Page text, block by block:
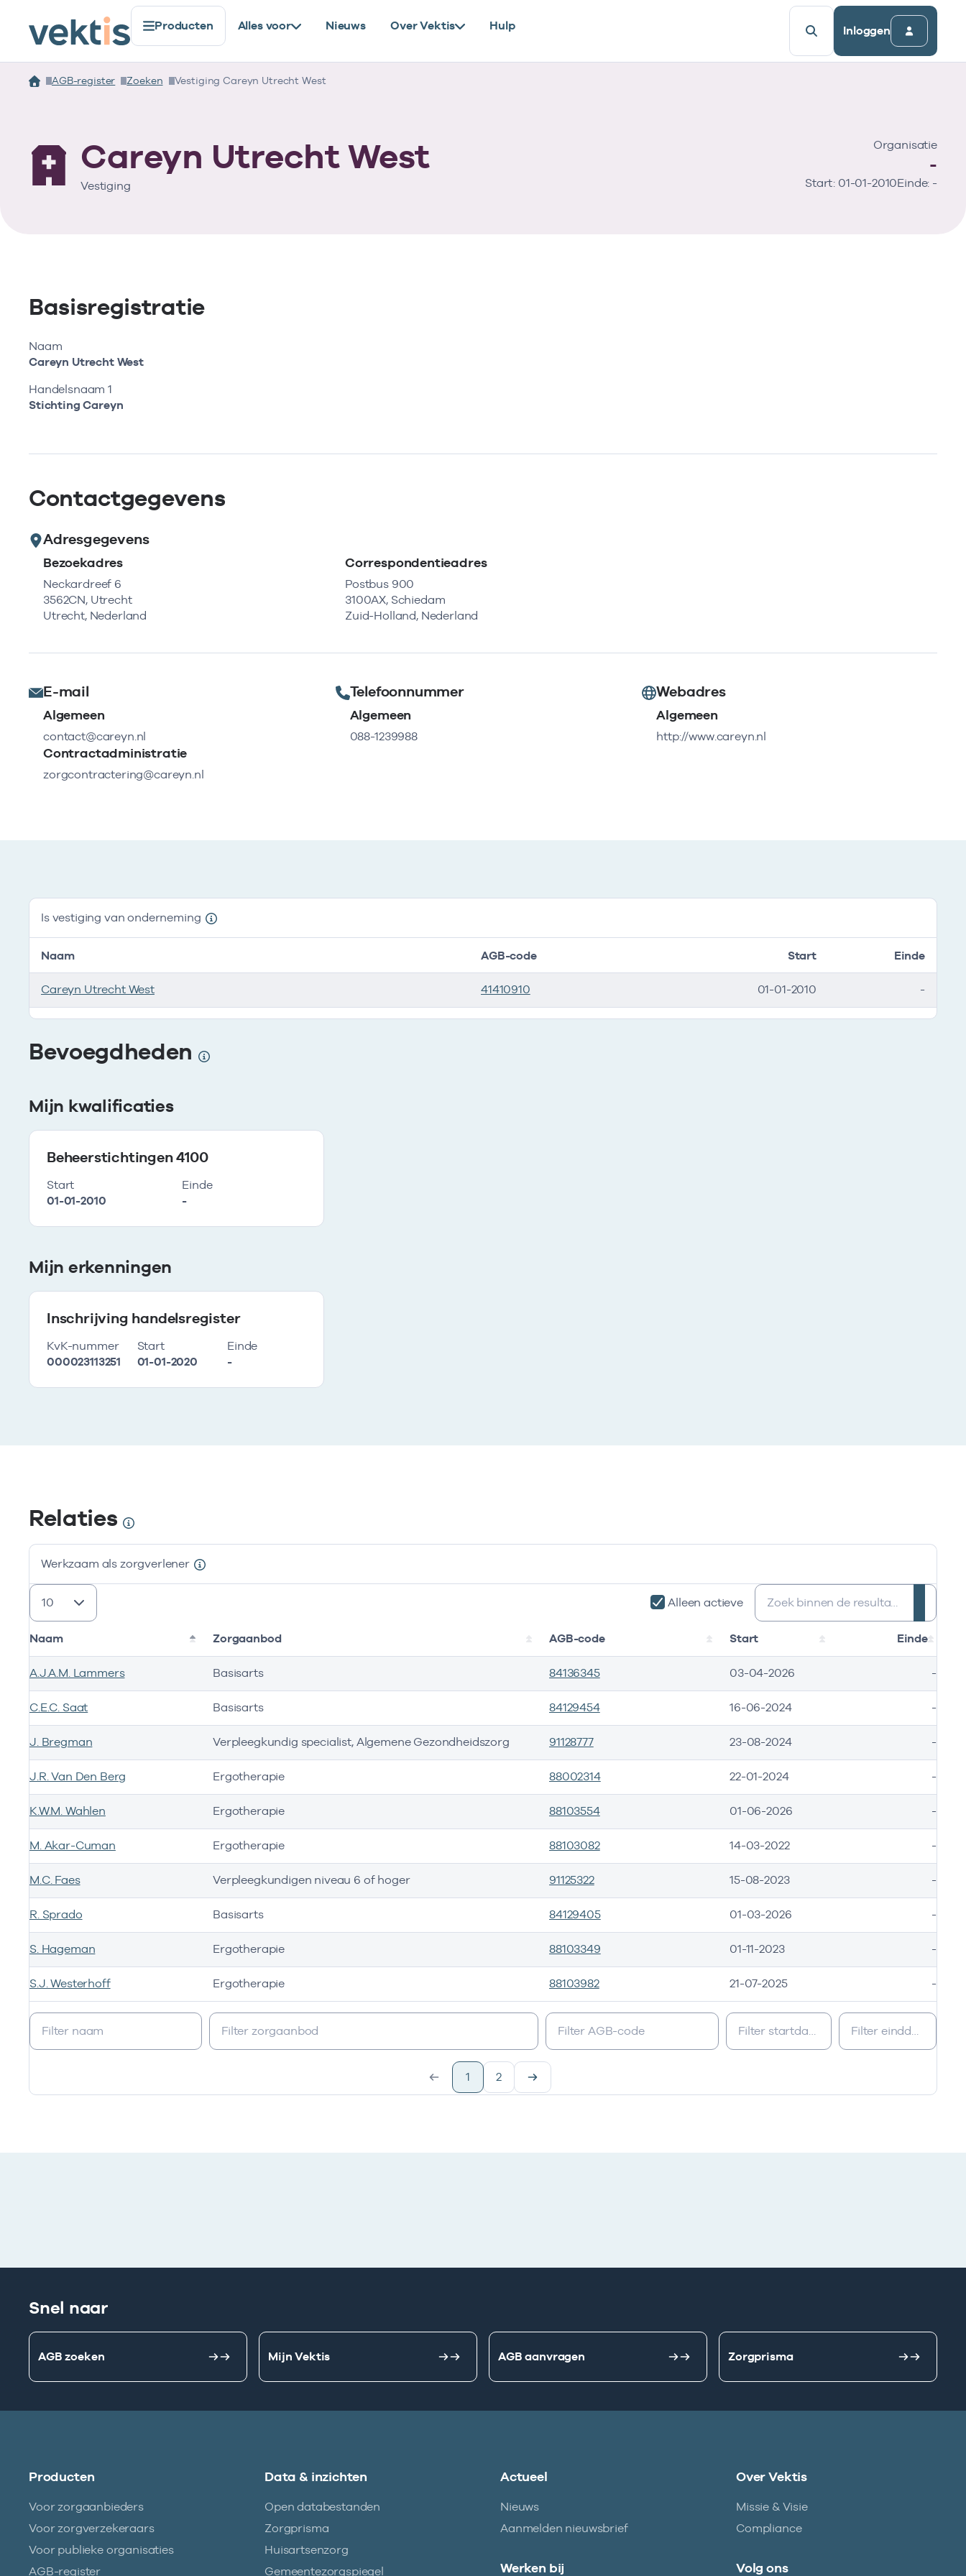
Producten Alles voor Nieuws Over Vektis Hulp Inloggen
AGB-register Zoeken Vestiging Careyn Utrecht West
Careyn Utrecht West
Vestiging
Organisatie
-
Start: 01-01-2010Einde: -
Basisregistratie
Naam
Careyn Utrecht West
Handelsnaam 1
Stichting Careyn
Contactgegevens
Adresgegevens
Bezoekadres
Neckardreef 6
3562CN, Utrecht
Utrecht, Nederland
Correspondentieadres
Postbus 900
3100AX, Schiedam
Zuid-Holland, Nederland
E-mail
Algemeen
contact@careyn.nl
Contractadministratie
zorgcontractering@careyn.nl
Telefoonnummer
Algemeen
088-1239988
Webadres
Algemeen
http://www.careyn.nl
Is vestiging van onderneming
Is vestiging van onderneming
Naam AGB-code Start Einde
Careyn Utrecht West 41410910 01-01-2010 -
Bevoegdheden
Mijn kwalificaties
Beheerstichtingen 4100
Start
01-01-2010
Einde
-
Mijn erkenningen
Inschrijving handelsregister
KvK-nummer
000023113251
Start
01-01-2020
Einde
-
Relaties
Werkzaam als zorgverlener
Alleen actieve
Zoeken:
Naam Zorgaanbod AGB-code Start Einde
A.J.A.M. Lammers Basisarts 84136345 03-04-2026 -
C.E.C. Saat Basisarts 84129454 16-06-2024 -
J. Bregman Verpleegkundig specialist, Algemene Gezondheidszorg 91128777 23-08-2024 -
J.R. Van Den Berg Ergotherapie 88002314 22-01-2024 -
K.W.M. Wahlen Ergotherapie 88103554 01-06-2026 -
M. Akar-Cuman Ergotherapie 88103082 14-03-2022 -
M.C. Faes Verpleegkundigen niveau 6 of hoger 91125322 15-08-2023 -
R. Sprado Basisarts 84129405 01-03-2026 -
S. Hageman Ergotherapie 88103349 01-11-2023 -
S.J. Westerhoff Ergotherapie 88103982 21-07-2025 -
1 2
Snel naar
AGB zoeken Mijn Vektis AGB aanvragen Zorgprisma
Producten
Voor zorgaanbieders
Voor zorgverzekeraars
Voor publieke organisaties
AGB-register
Data & inzichten
Open databestanden
Zorgprisma
Huisartsenzorg
Gemeentezorgspiegel
Actueel
Nieuws
Aanmelden nieuwsbrief
Over Vektis
Missie & Visie
Compliance
Werken bij Volg ons